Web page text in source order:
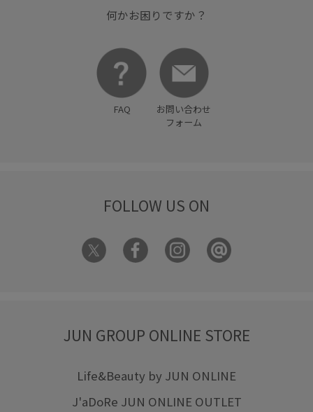
何かお困りですか？
FAQ
お問い合わせ
フォーム
FOLLOW US ON
JUN GROUP ONLINE STORE
Life&Beauty by JUN ONLINE
J'aDoRe JUN ONLINE OUTLET